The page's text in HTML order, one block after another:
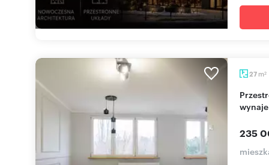
27 m2
Przestronne 27m² po remoncie (idealne pod
235